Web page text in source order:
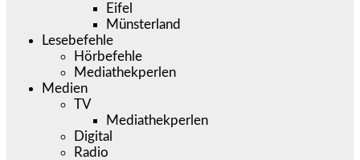
Eifel
Münsterland
Lesebefehle
Hörbefehle
Mediathekperlen
Medien
TV
Mediathekperlen
Digital
Radio